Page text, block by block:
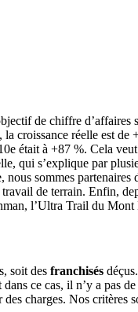
de chiffre d’affaires
croissance réelle est de
était à +87 %. Cela
qui s’explique par
sommes partenaires
de terrain. Enfin,
l’Ultra Trail du
soit des franchisés
ce cas, il n’y a pas
charges. Nos critères